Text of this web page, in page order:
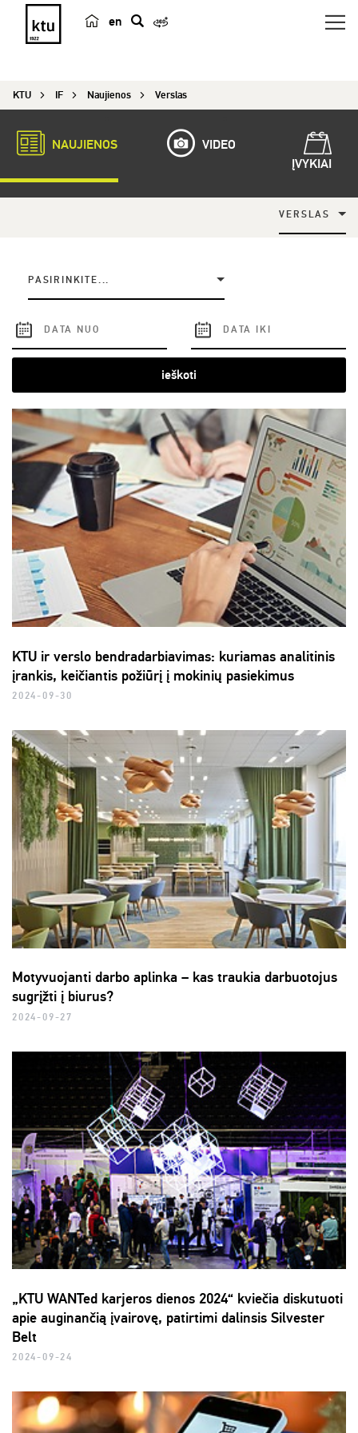
en
e
KTU IF Naujienos Verslas
NAUJIENOS
VIDEO
ĮVYKIAI
VERSLAS
PASIRINKITE...
ieškoti
KTU ir verslo bendradarbiavimas: kuriamas analitinis
įrankis, keičiantis požiūrį į mokinių pasiekimus
2024-09-30
Motyvuojanti darbo aplinka – kas traukia darbuotojus
sugrįžti į biurus?
2024-09-27
„KTU WANTed karjeros dienos 2024“ kviečia diskutuoti
apie auginančią įvairovę, patirtimi dalinsis Silvester
Belt
2024-09-24